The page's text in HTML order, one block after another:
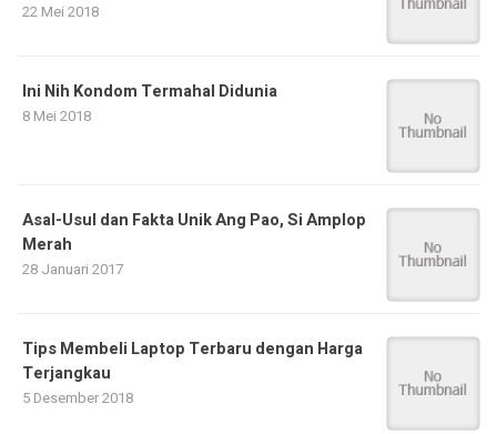
22 Mei 2018
Ini Nih Kondom Termahal Didunia
8 Mei 2018
Asal-Usul dan Fakta Unik Ang Pao, Si Amplop
Merah
28 Januari 2017
Tips Membeli Laptop Terbaru dengan Harga
Terjangkau
5 Desember 2018